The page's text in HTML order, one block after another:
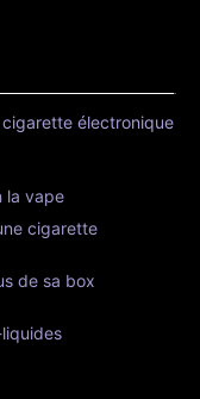
électronique
la vape
cigarette
de sa box